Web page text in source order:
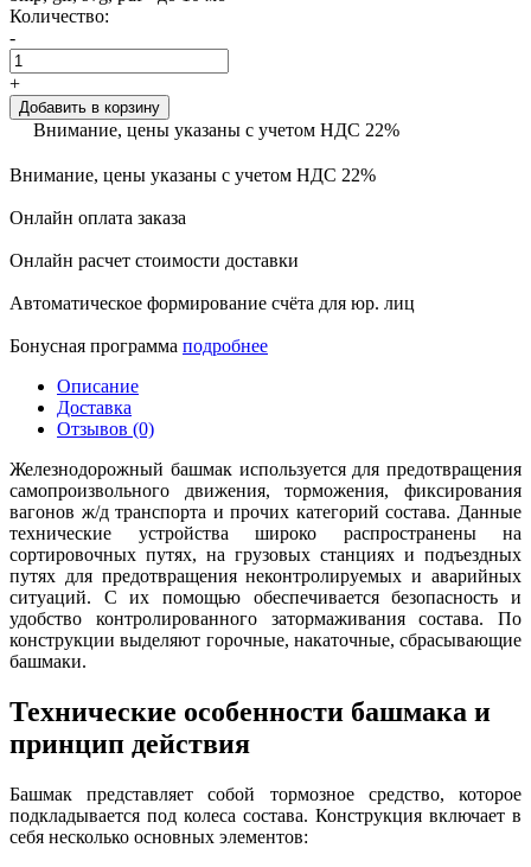
Количество:
-
+
Добавить в корзину
Внимание, цены указаны с учетом НДС 22%
Внимание, цены указаны с учетом НДС 22%
Онлайн оплата заказа
Онлайн расчет стоимости доставки
Автоматическое формирование счёта для юр. лиц
Бонусная программа подробнее
Описание
Доставка
Отзывов (0)
Железнодорожный башмак используется для предотвращения
самопроизвольного движения, торможения, фиксирования
вагонов ж/д транспорта и прочих категорий состава. Данные
технические устройства широко распространены на
сортировочных путях, на грузовых станциях и подъездных
путях для предотвращения неконтролируемых и аварийных
ситуаций. С их помощью обеспечивается безопасность и
удобство контролированного затормаживания состава. По
конструкции выделяют горочные, накаточные, сбрасывающие
башмаки.
Технические особенности башмака и
принцип действия
Башмак представляет собой тормозное средство, которое
подкладывается под колеса состава. Конструкция включает в
себя несколько основных элементов: